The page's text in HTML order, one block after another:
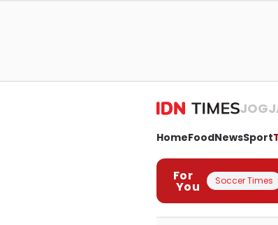
HomeFoodNewsSport
For
You Soccer Times